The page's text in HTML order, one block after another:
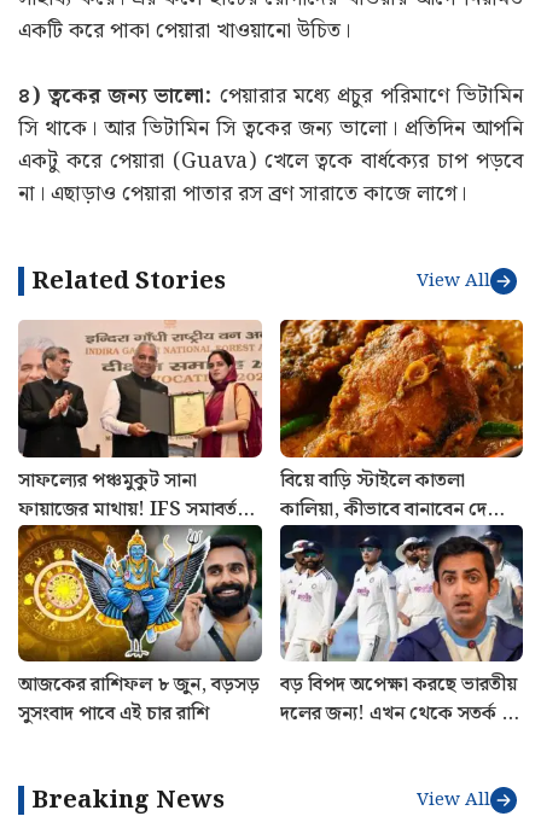
একটি করে পাকা পেয়ারা খাওয়ানো উচিত।
৪) ত্বকের জন্য ভালো: পেয়ারার মধ্যে প্রচুর পরিমাণে ভিটামিন
সি থাকে। আর ভিটামিন সি ত্বকের জন্য ভালো। প্রতিদিন আপনি
একটু করে পেয়ারা (Guava) খেলে ত্বকে বার্ধক্যের চাপ পড়বে
না। এছাড়াও পেয়ারা পাতার রস ব্রণ সারাতে কাজে লাগে।
Related Stories View All
সাফল্যের পঞ্চমুকুট সানা
ফায়াজের মাথায়! IFS সমাবর্তনে
পাঁচ সম্মানে ভূষিত কাশ্মীরি কন্যা
বিয়ে বাড়ি স্টাইলে কাতলা
কালিয়া, কীভাবে বানাবেন দেখে
নিন রেসিপি
আজকের রাশিফল ৮ জুন, বড়সড়
সুসংবাদ পাবে এই চার রাশি
বড় বিপদ অপেক্ষা করছে ভারতীয়
দলের জন্য! এখন থেকে সতর্ক না
Breaking News View All